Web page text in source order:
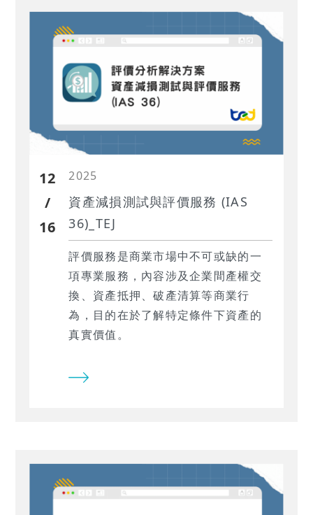
12
/
16
2025
資產減損測試與評價服務 (IAS
36)_TEJ
評價服務是商業市場中不可或缺的一
項專業服務，內容涉及企業間產權交
換、資產抵押、破產清算等商業行
為，目的在於了解特定條件下資產的
真實價值。